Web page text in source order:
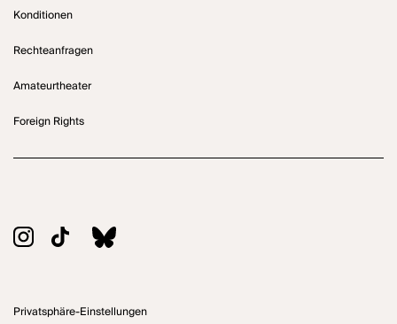
Konditionen
Rechteanfragen
Amateurtheater
Foreign Rights
Privatsphäre-Einstellungen